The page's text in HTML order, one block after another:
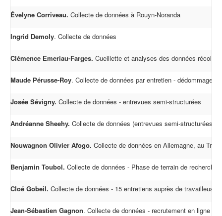
Évelyne Corriveau. Collecte de données à Rouyn-Noranda
Ingrid Demoly. Collecte de données
Clémence Emeriau-Farges. Cueillette et analyses des données
Maude Pérusse-Roy. Collecte de données par entretien -
Josée Sévigny. Collecte de données - entrevues semi-structurées
Andréanne Sheehy. Collecte de données (entrevues semi-structurées
Nouwagnon Olivier Afogo. Collecte de données en Allemagne, au
Benjamin Toubol. Collecte de données - Phase de terrain de recherche
Cloé Gobeil. Collecte de données - 15 entretiens auprès de
Jean-Sébastien Gagnon. Collecte de données - recrutement en ligne de